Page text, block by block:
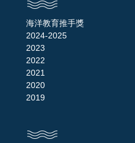
海洋教育推手獎
2024-2025
2023
2022
2021
2020
2019